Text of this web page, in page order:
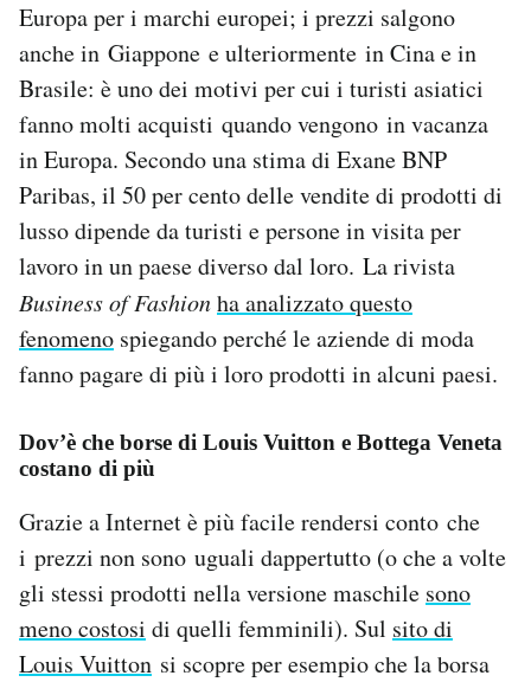
Notifiche mobile
Regala il Post
Hai bisogno di aiuto?
Europa per i marchi europei; i prezzi salgono
anche in Giappone e ulteriormente in Cina e in
Brasile: è uno dei motivi per cui i turisti asiatici
fanno molti acquisti quando vengono in vacanza
in Europa. Secondo una stima di Exane BNP
Paribas, il 50 per cento delle vendite di prodotti di
lusso dipende da turisti e persone in visita per
lavoro in un paese diverso dal loro. La rivista
Business of Fashionha analizzato questo
fenomeno spiegando perché le aziende di moda
fanno pagare di più i loro prodotti in alcuni paesi.
Dov’è che borse di Louis Vuitton e Bottega Veneta
costano di più
Grazie a Internet è più facile rendersi conto che
i prezzi non sono uguali dappertutto (o che a volte
gli stessi prodotti nella versione maschile sono
meno costosi di quelli femminili). Sul sito di
Louis Vuitton si scopre per esempio che la borsa